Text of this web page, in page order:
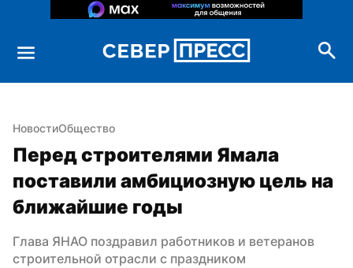
НовостиОбщество
Перед строителями Ямала
поставили амбициозную цель на
ближайшие годы
Глава ЯНАО поздравил работников и ветеранов
строительной отрасли с праздником